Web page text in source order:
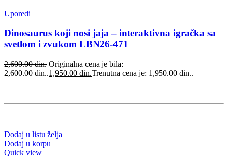
Uporedi
Dinosaurus koji nosi jaja – interaktivna igračka sa
svetlom i zvukom LBN26-471
2,600.00din. Originalna cena je bila:
2,600.00 din..1,950.00 din.Trenutna cena je: 1,950.00 din..
Dodaj u listu želja
Dodaj u korpu
Quick view